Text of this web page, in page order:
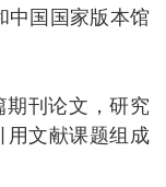
中国国家版本馆
期刊论文，研究
文献课题组成